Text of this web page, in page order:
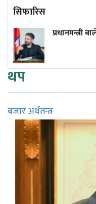
सिफारिस
बालेनले फेरि 'देर' नगरून्!
थप
बजार अर्थतन्त्र